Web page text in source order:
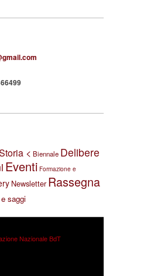
< Biennale Delibere
Eventi Formazione e
Newsletter Rassegna
saggi
Nazionale BdT